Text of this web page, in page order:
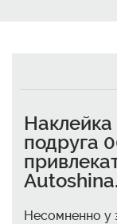
Наклейка
подруга
Несомненно у